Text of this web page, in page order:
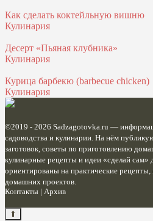
Как сделать коктейльную вишню
Кулинария
Десерт «Пьяная клубника»
Кулинария
Курица барбекю (barbecue chicken)
Кулинария
©2019 - 2026 Sadzagotovka.ru —
садоводства и кулинарии. На нём
заготовок, советы по приготовлению
кулинарные рецепты и идеи «сделай сам»
ориентированы на практические
домашних проектов.
Контакты | Архив